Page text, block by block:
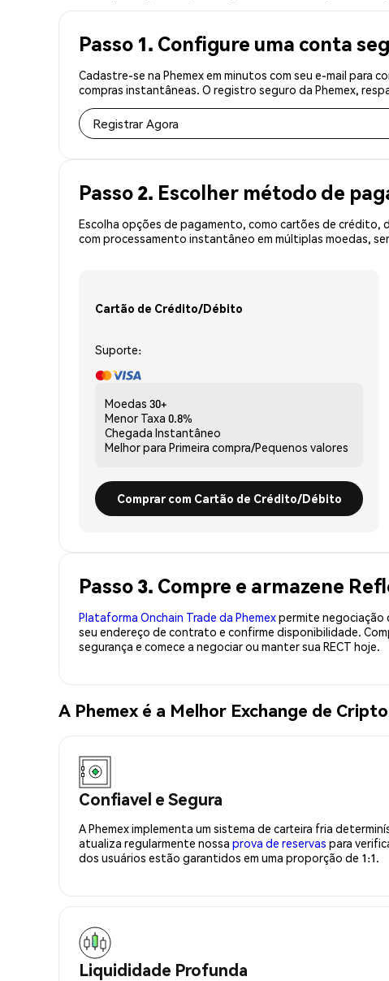
Passo 1. Configure uma conta
Cadastre-se na Phemex em minutos com seu e-mail para
compras instantâneas. O registro seguro da Phemex,
Registrar Agora
Passo 2. Escolher método de
Escolha opções de pagamento, como cartões de
com processamento instantâneo em múltiplas moedas,
Cartão de Crédito/Débito
Suporte:
Moedas 30+
Menor Taxa 0.8%
Chegada Instantâneo
Melhor para Primeira compra/Pequenos valores
Comprar com Cartão de Crédito/Débito
Passo 3. Compre e armazene
Plataforma Onchain Trade da Phemexpermite negociação
seu endereço de contrato e confirme disponibilidade.
segurança e comece a negociar ou manter sua RECT hoje.
A Phemex é a Melhor Exchange de
Confiavel e Segura
A Phemex implementa um sistema de carteira fria
atualiza regularmente nossa prova de reservas para
dos usuários estão garantidos em uma proporção de 1:1.
Liquididade Profunda